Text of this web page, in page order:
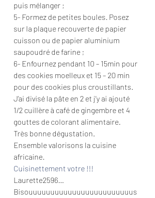
puis mélanger ;
5- Formez de petites boules. Posez
sur la plaque recouverte de papier
cuisson ou de papier aluminium
saupoudré de farine ;
6- Enfournez pendant 10 – 15min pour
des cookies moelleux et 15 – 20 min
pour des cookies plus croustillants.
J’ai divisé la pâte en 2 et j’y ai ajouté
1/2 cuillère à café de gingembre et 4
gouttes de colorant alimentaire.
Très bonne dégustation.
Ensemble valorisons la cuisine
africaine.
Cuisinettement votre !!!
Laurette2596…
Bisouuuuuuuuuuuuuuuuuuuuuuuus